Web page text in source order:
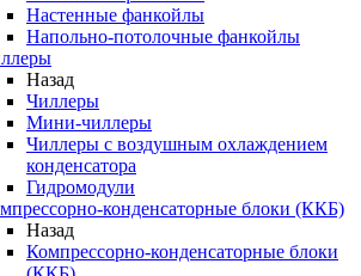
Настенные фанкойлы
Напольно-потолочные фанкойлы
Назад
Чиллеры
Мини-чиллеры
Чиллеры с воздушным охлаждением
конденсатора
Гидромодули
конденсаторные блоки (ККБ)
Назад
Компрессорно-конденсаторные блоки